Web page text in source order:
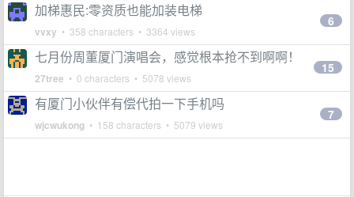
加梯惠民:零资质也能加装电梯
vvxy • 358 characters • 3364 views
6
七月份周董厦门演唱会，感觉根本抢不到啊啊！
27tree • 0 characters • 5078 views
15
有厦门小伙伴有偿代拍一下手机吗
wjcwukong • 158 characters • 5079 views
7